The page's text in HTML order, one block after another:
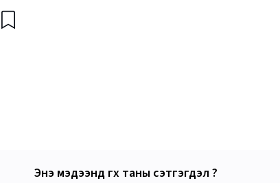
Энэ мэдээнд өгөх таны сэтгэгдэл ?